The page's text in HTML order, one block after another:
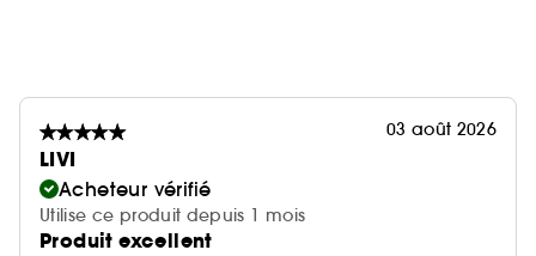
03 août 2026
LIVI
Acheteur vérifié
Utilise ce produit depuis 1 mois
Produit excellent